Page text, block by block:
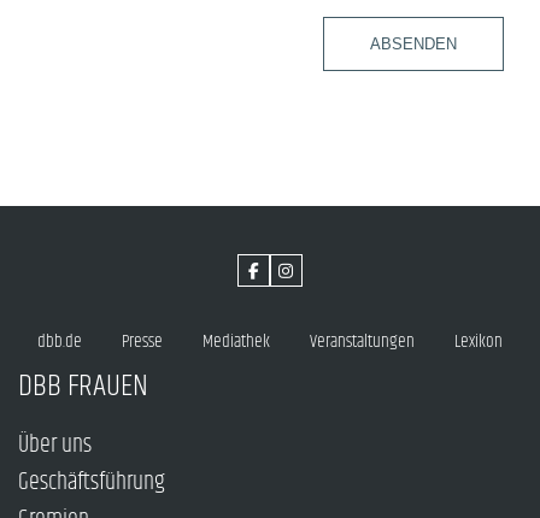
ABSENDEN
dbb.de Presse Mediathek Veranstaltungen Lexikon
DBB FRAUEN
Über uns
Geschäftsführung